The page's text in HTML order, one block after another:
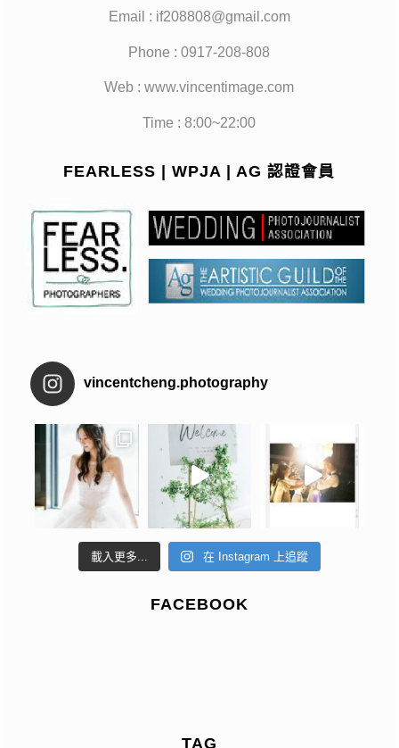
Email : if208808@gmail.com
Phone : 0917-208-808
Web : www.vincentimage.com
Time : 8:00~22:00
FEARLESS | WPJA | AG 認證會員
vincentcheng.photography
載入更多... 在 Instagram 上追蹤
FACEBOOK
TAG